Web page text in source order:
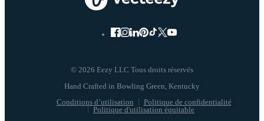
© 2026 Eezy LLC Tous droits réservés
Conditions d’utilisation
Politique de confidentialité
Politique d'utilisation équitable